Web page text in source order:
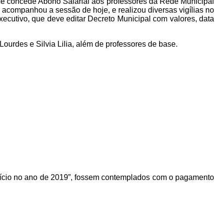
a sessão de hoje, e realizou diversas vigílias no
que deve editar Decreto Municipal com valores, data
e Silvia Lilia, além de professores de base.
no ano de 2019”, fossem contemplados com o pagamento